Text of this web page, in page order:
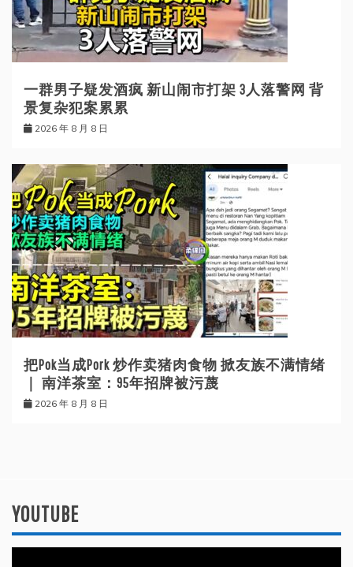
一群男子疑发酒疯 新山闹市打架 3人落警网 背
景复杂犯案累累
2026 年 8 月 8 日
把Pok当成Pork 炒作卖猪肉食物 掀友族不满情绪
｜ 南洋茶室：95年招牌被污蔑
2026 年 8 月 8 日
YOUTUBE